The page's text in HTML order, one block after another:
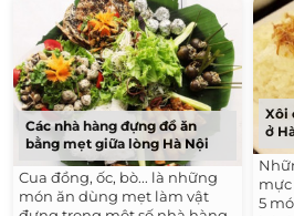
Các nhà hàng đựng đồ ăn
bằng mẹt giữa lòng Hà Nội
Cua đồng, ốc, bò... là những
món ăn dùng mẹt làm vật
Xôi
ở
mực
5